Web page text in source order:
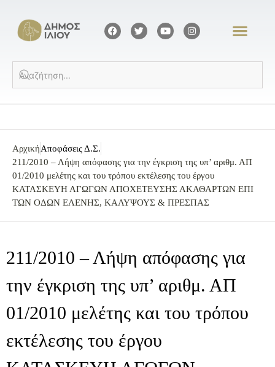
ΑρχικήΑποφάσεις Δ.Σ.
211/2010 – Λήψη απόφασης για την έγκριση της υπ’ αριθμ. ΑΠ
01/2010 μελέτης και του τρόπου εκτέλεσης του έργου
ΚΑΤΑΣΚΕΥΗ ΑΓΩΓΩΝ ΑΠΟΧΕΤΕΥΣΗΣ ΑΚΑΘΑΡΤΩΝ ΕΠΙ
ΤΩΝ ΟΔΩΝ ΕΛΕΝΗΣ, ΚΑΛΥΨΟΥΣ & ΠΡΕΣΠΑΣ
211/2010 – Λήψη απόφασης για
την έγκριση της υπ’ αριθμ. ΑΠ
01/2010 μελέτης και του τρόπου
εκτέλεσης του έργου